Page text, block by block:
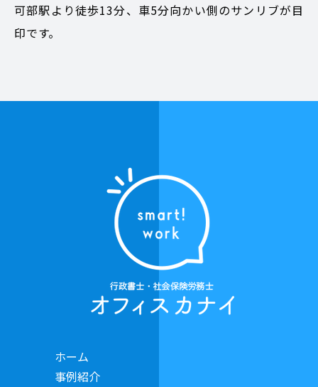
可部駅より徒歩13分、車5分向かい側のサンリブが目
印です。
ホーム
事例紹介